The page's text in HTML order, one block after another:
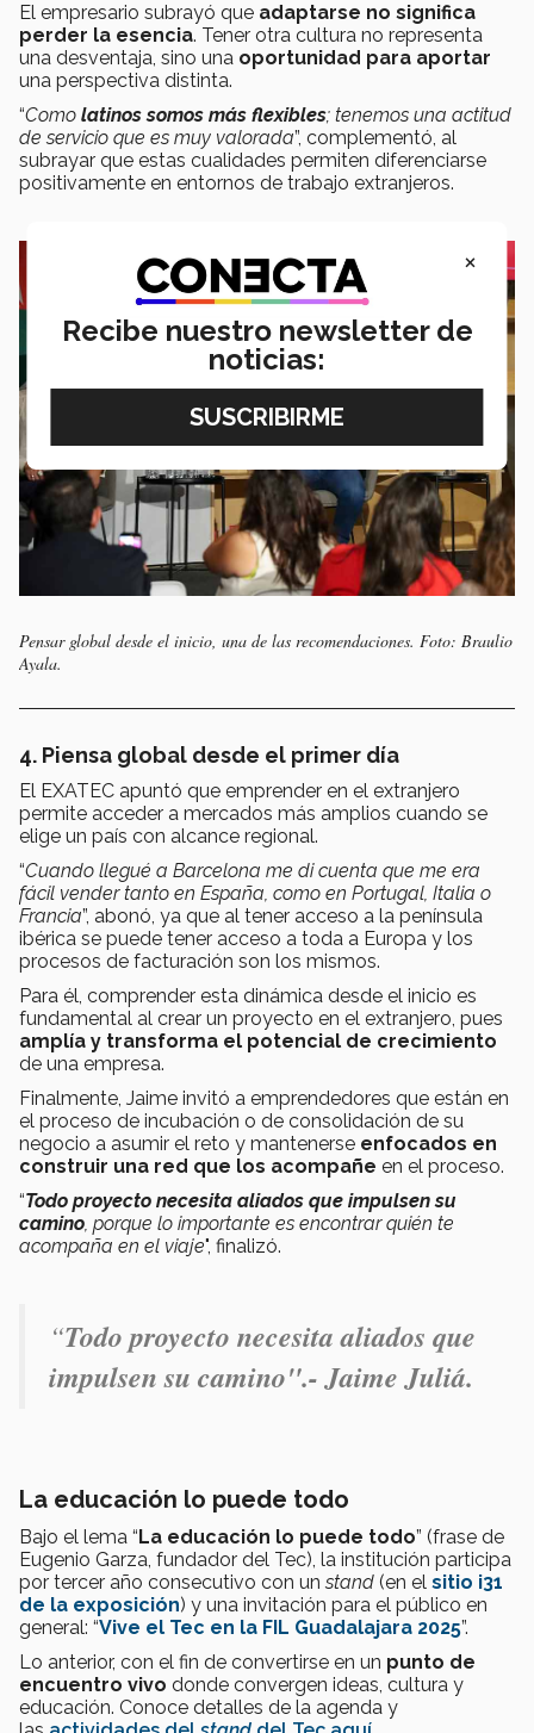
El empresario subrayó que adaptarse no significa
perder la esencia. Tener otra cultura no representa
una desventaja, sino una oportunidad para aportar
una perspectiva distinta.
“Como latinos somos más flexibles; tenemos una actitud
de servicio que es muy valorada”, complementó, al
subrayar que estas cualidades permiten diferenciarse
positivamente en entornos de trabajo extranjeros.
Pensar global desde el inicio, una de las recomendaciones. Foto: Braulio
Ayala.
4. Piensa global desde el primer día
El EXATEC apuntó que emprender en el extranjero
permite acceder a mercados más amplios cuando se
elige un país con alcance regional.
“Cuando llegué a Barcelona me di cuenta que me era
fácil vender tanto en España, como en Portugal, Italia o
Francia”, abonó, ya que al tener acceso a la península
ibérica se puede tener acceso a toda a Europa y los
procesos de facturación son los mismos.
Para él, comprender esta dinámica desde el inicio es
fundamental al crear un proyecto en el extranjero, pues
amplía y transforma el potencial de crecimiento
de una empresa.
Finalmente, Jaime invitó a emprendedores que están en
el proceso de incubación o de consolidación de su
negocio a asumir el reto y mantenerse enfocados en
construir una red que los acompañe en el proceso.
“Todo proyecto necesita aliados que impulsen su
camino , porque lo importante es encontrar quién te
acompaña en el viaje", finalizó.
“Todo proyecto necesita aliados que
impulsen su camino".- Jaime Juliá.
La educación lo puede todo
Bajo el lema “La educación lo puede todo” (frase de
Eugenio Garza, fundador del Tec), la institución participa
por tercer año consecutivo con unstand (en el sitio i31
de la exposición) y una invitación para el público en
general: “Vive el Tec en la FIL Guadalajara 2025”.
Lo anterior, con el fin de convertirse en un punto de
encuentro vivo donde convergen ideas, cultura y
educación. Conoce detalles de la agenda y
×
Recibe nuestro newsletter de
noticias: